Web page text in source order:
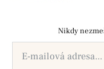
Nikdy